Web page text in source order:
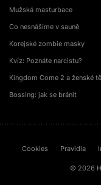
Mužská masturbace
Co nesnášíme v sauně
Korejské zombie masky
Kvíz: Poznáte narcistu?
Kingdom Come 2 a ženské
Bossing: jak se bránit
Cookies Pravidla
© 2026